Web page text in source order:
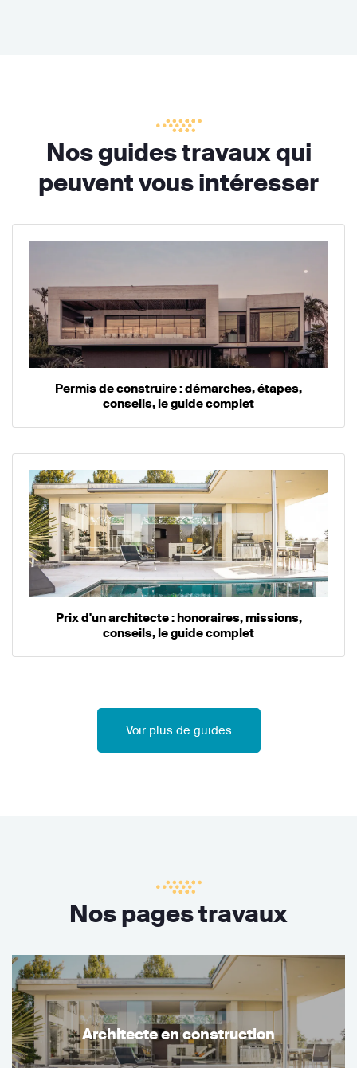
Nos guides travaux qui
peuvent vous intéresser
Permis de construire : démarches, étapes,
conseils, le guide complet
Prix d'un architecte : honoraires, missions,
conseils, le guide complet
Voir plus de guides
Nos pages travaux
Architecte en construction